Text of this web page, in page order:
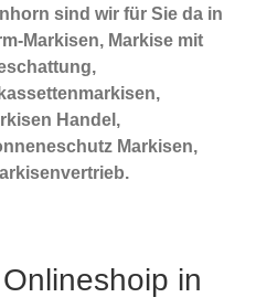
sind wir für Sie da in
Markisen, Markise mit
Handel,
Markisen,
in